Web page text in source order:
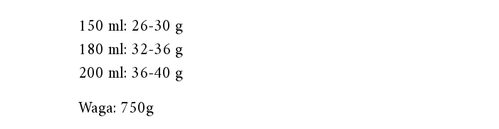
150 ml: 26-30 g
180 ml: 32-36 g
200 ml: 36-40 g
Waga: 750g